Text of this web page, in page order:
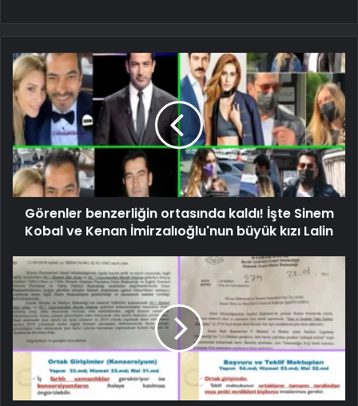
Görenler benzerliğin ortasında kaldı! İşte Sinem
Kobal ve Kenan İmirzalıoğlu'nun büyük kızı Lalin